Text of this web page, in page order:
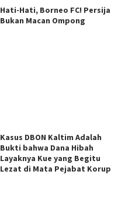
Hati-Hati, Borneo FC! Persija
Bukan Macan Ompong
Kasus DBON Kaltim Adalah
Bukti bahwa Dana Hibah
Layaknya Kue yang Begitu
Lezat di Mata Pejabat Korup